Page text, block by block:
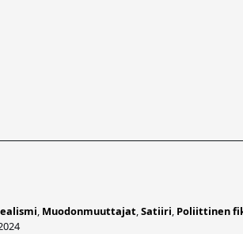
, Muodonmuuttajat,Satiiri, Poliittinen